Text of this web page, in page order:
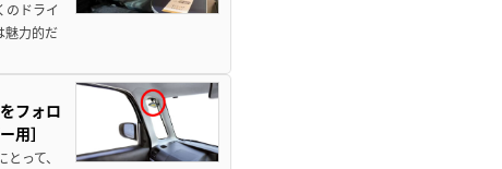
のドライ
魅力的だ
フォロ
用］
って、